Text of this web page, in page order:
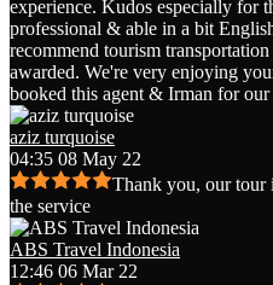
experience. Kudos especially for
professional & able in a bit
recommend tourism
awarded. We're very enjoying
booked this agent & Irman for
aziz turquoise
04:35 08 May 22
Thank you, our tour
the service
ABS Travel Indonesia
12:46 06 Mar 22